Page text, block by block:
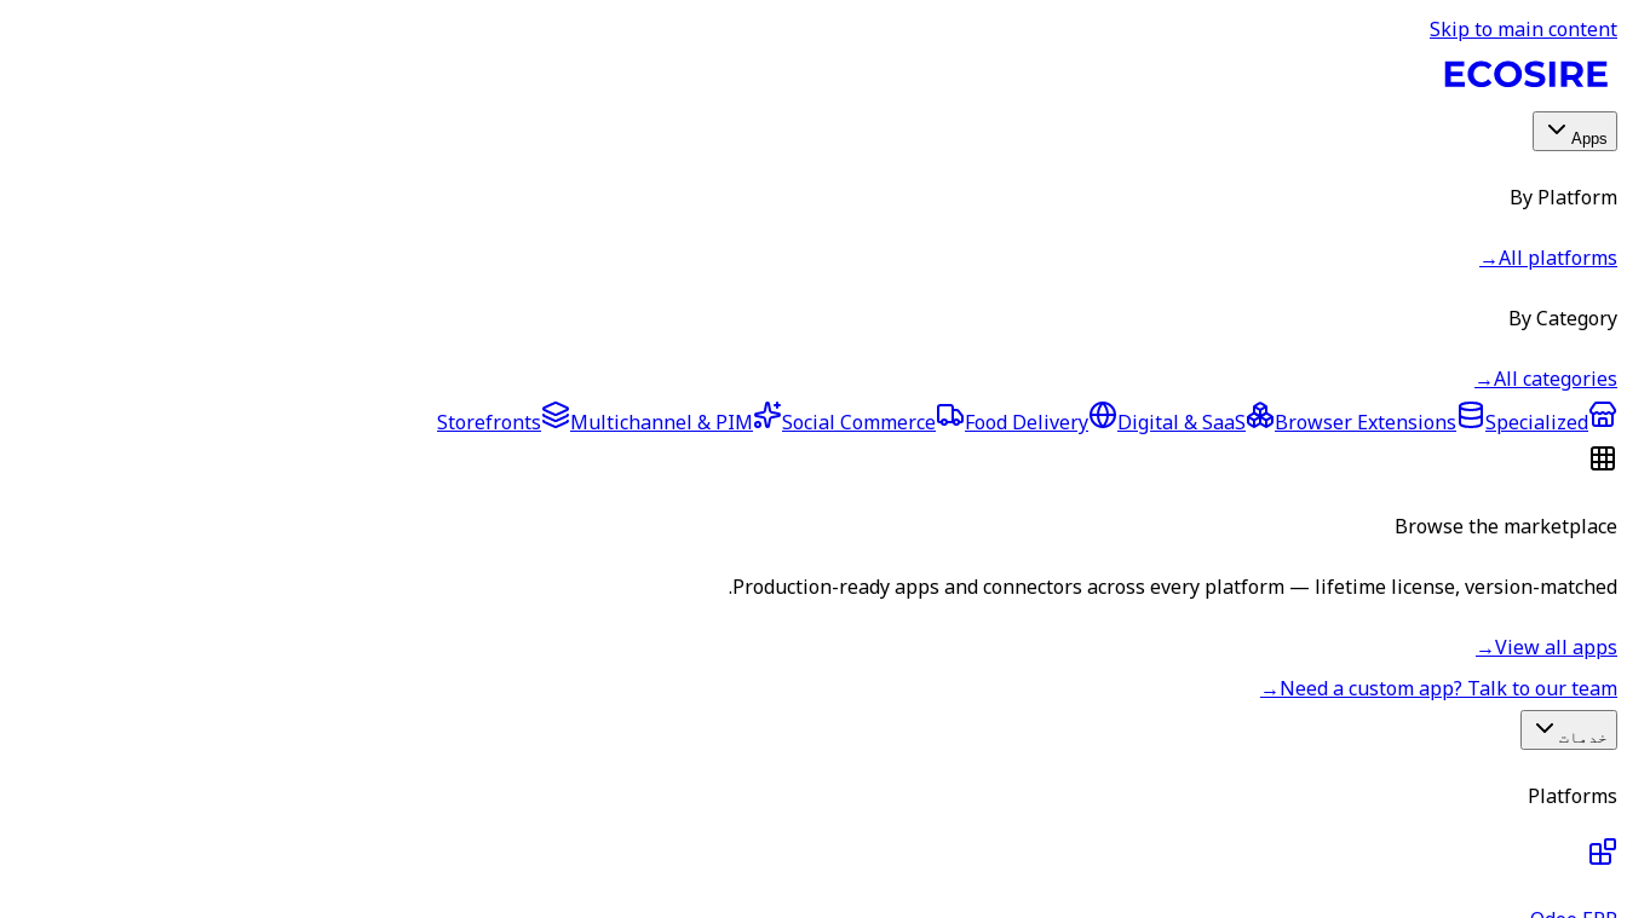
Skip to main content
Apps
By Platform
All platforms
→
By Category
All categories
→
Storefronts
Multichannel & PIM Social Commerce Food Delivery Digital & SaaS Browser Extensions Specialized
Browse the marketplace
Production-ready apps and connectors across every platform — lifetime license, version-matched.
View all apps
→
Need a custom app? Talk to our team
→
خدمات
Platforms